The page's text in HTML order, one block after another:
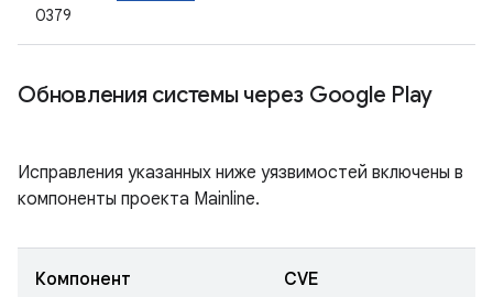
0379
Обновления системы через Google Play
Исправления указанных ниже уязвимостей включены в
компоненты проекта Mainline.
Компонент CVE